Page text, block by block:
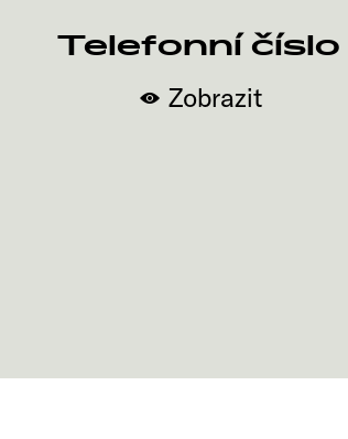
Telefonní číslo
Zobrazit